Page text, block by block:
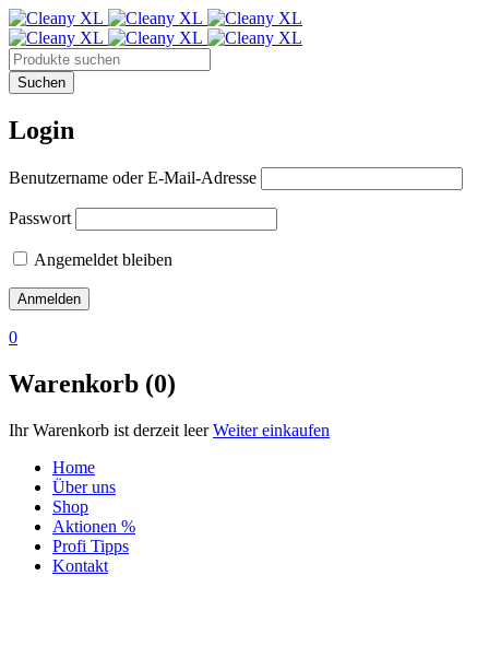
Login
Benutzername oder E-Mail-Adresse
Passwort
Angemeldet bleiben
0
Warenkorb (0)
Ihr Warenkorb ist derzeit leer Weiter einkaufen
Home
Über uns
Shop
Aktionen %
Profi Tipps
Kontakt